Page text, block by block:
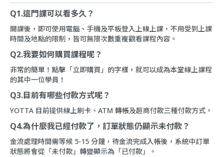
Q1.這門課可以看多久？
開課後，即可使用電腦、手機及平板登入上線上課，不用受到上課
時間及地點的限制，皆可無限次數重複觀看課程內容。
Q2.我要如何購買課程呢？
非常的簡單！點擊「立即購買」的字樣，就可以成為本堂線上課程
的其中一位學員！
Q3.目前有哪些付款方式呢？
YOTTA 目前提供線上刷卡、ATM 轉帳及超商付款三種付款方式。
Q4.為什麼我已經付款了，訂單狀態仍顯示未付款？
金流處理時間需等候 5-15 分鐘，待金流完成入帳後，系統中訂單
狀態將會從「未付款」轉變顯示為「已付款」。